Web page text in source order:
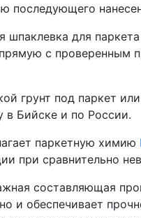
последующего
шпаклевка для
с проверенным
грунт под паркет
в Бийске и по России.
паркетную химию
при сравнительно
составляющая
и обеспечивает